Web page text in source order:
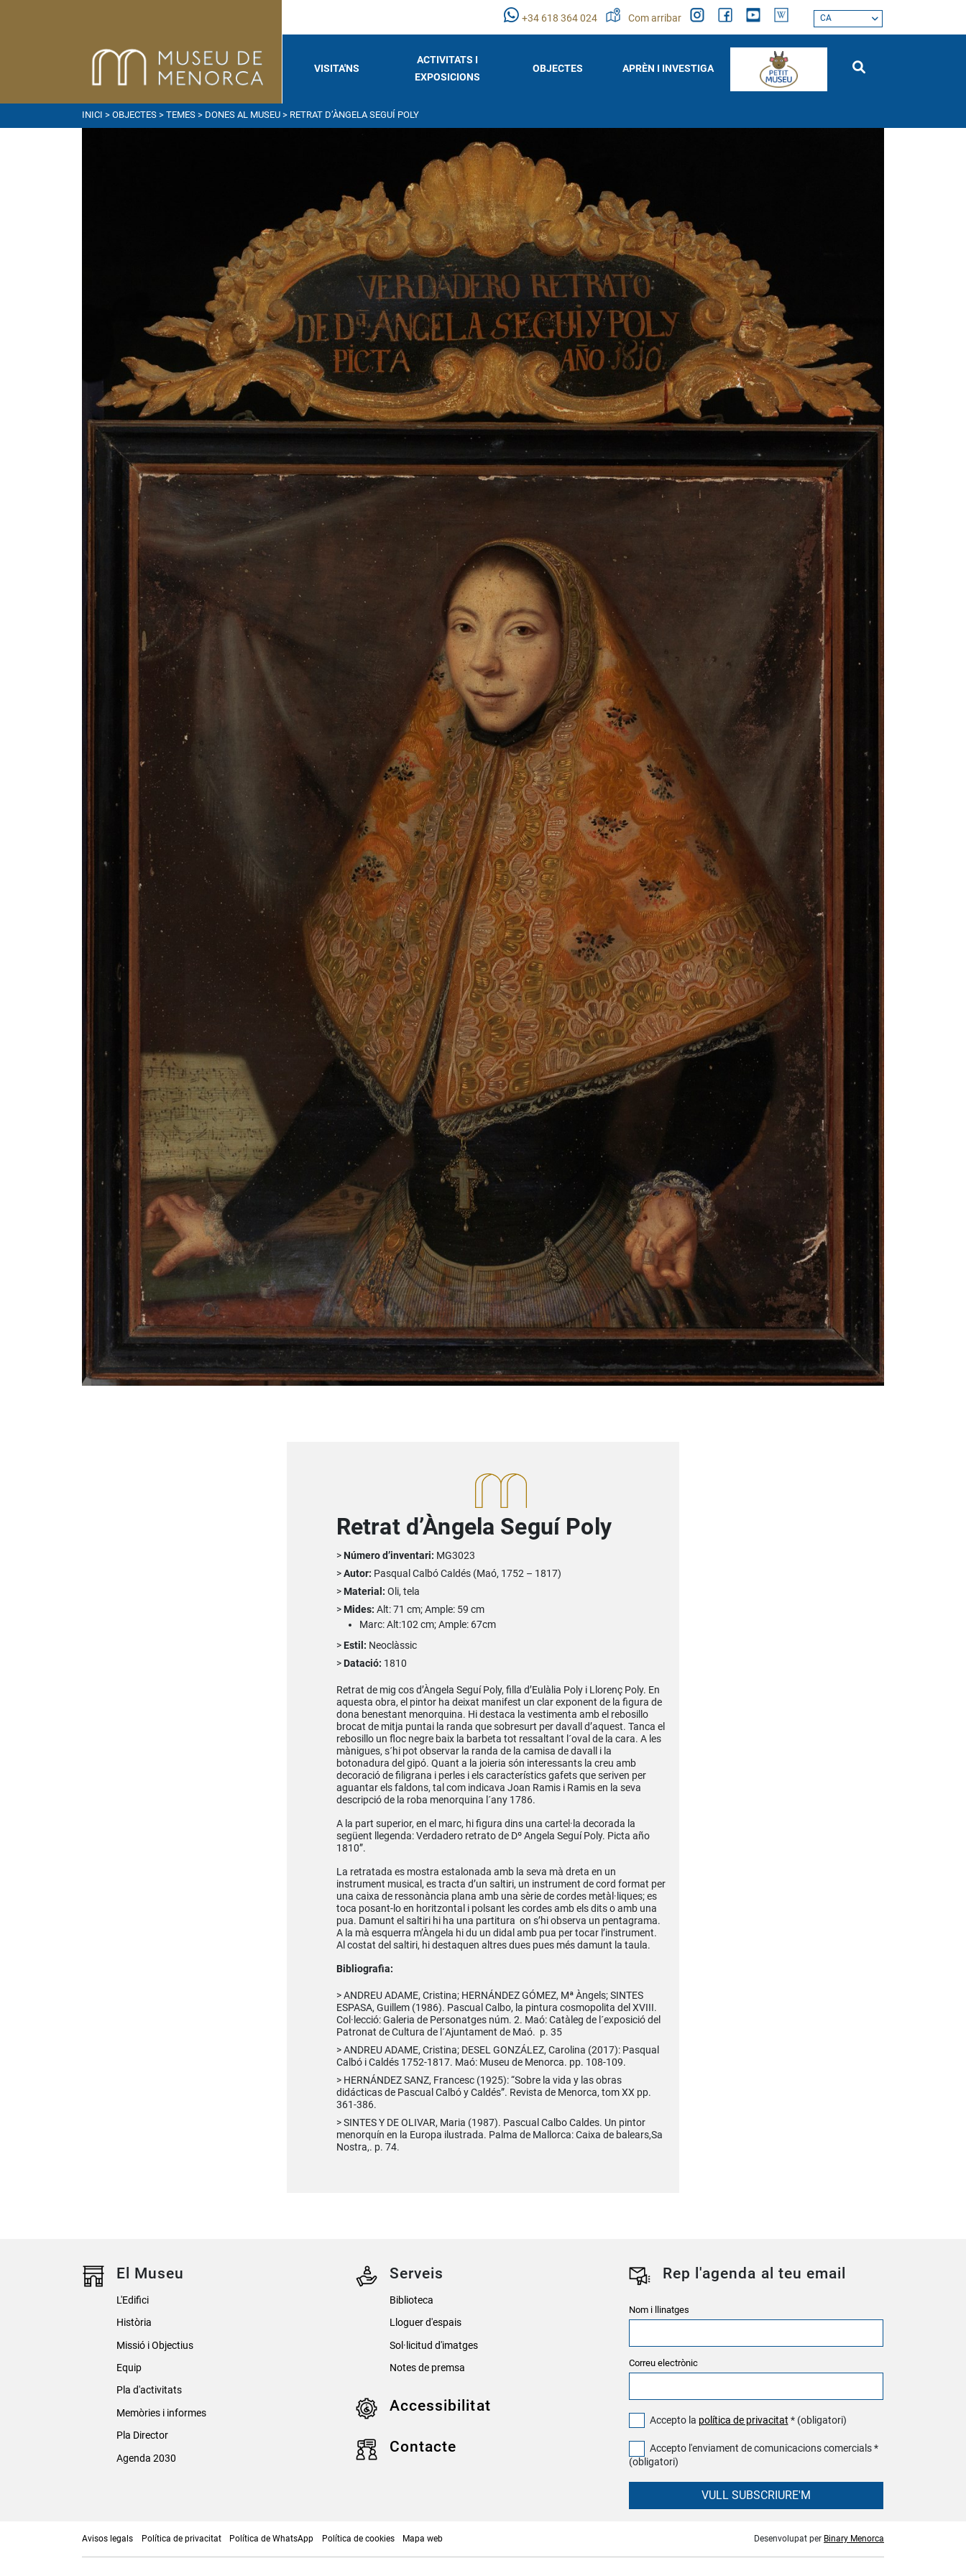
+34 618 364 024 Com arribar CA
VISITA'NS
ACTIVITATS I
EXPOSICIONS
OBJECTES APRÈN I INVESTIGA
INICI > OBJECTES > TEMES > DONES AL MUSEU > RETRAT D’ÀNGELA SEGUÍ POLY
Retrat d’Àngela Seguí Poly
Número d’inventari: MG3023
Autor: Pasqual Calbó Caldés (Maó, 1752 – 1817)
Material: Oli, tela
Mides: Alt: 71 cm; Ample: 59 cm
Marc: Alt:102 cm; Ample: 67cm
Estil: Neoclàssic
Datació: 1810
Retrat de mig cos d’Àngela Seguí Poly, filla d’Eulàlia Poly i Llorenç Poly. En
aquesta obra, el pintor ha deixat manifest un clar exponent de la figura de
dona benestant menorquina. Hi destaca la vestimenta amb el rebosillo
brocat de mitja puntai la randa que sobresurt per davall d’aquest. Tanca el
rebosillo un floc negre baix la barbeta tot ressaltant l´oval de la cara. A les
mànigues, s´hi pot observar la randa de la camisa de davall i la
botonadura del gipó. Quant a la joieria són interessants la creu amb
decoració de filigrana i perles i els característics gafets que seriven per
aguantar els faldons, tal com indicava Joan Ramis i Ramis en la seva
descripció de la roba menorquina l´any 1786.
A la part superior, en el marc, hi figura dins una cartel·la decorada la
següent llegenda: Verdadero retrato de Dº Angela Seguí Poly. Picta año
1810”.
La retratada es mostra estalonada amb la seva mà dreta en un
instrument musical, es tracta d’un saltiri, un instrument de cord format per
una caixa de ressonància plana amb una sèrie de cordes metàl·liques; es
toca posant-lo en horitzontal i polsant les cordes amb els dits o amb una
pua. Damunt el saltiri hi ha una partitura on s’hi observa un pentagrama.
A la mà esquerra m’Àngela hi du un didal amb pua per tocar l’instrument.
Al costat del saltiri, hi destaquen altres dues pues més damunt la taula.
Bibliografia:
ANDREU ADAME, Cristina; HERNÁNDEZ GÓMEZ, Mª Àngels; SINTES
ESPASA, Guillem (1986). Pascual Calbo, la pintura cosmopolita del XVIII.
Col·lecció: Galeria de Personatges núm. 2. Maó: Catàleg de l´exposició del
Patronat de Cultura de l´Ajuntament de Maó. p. 35
ANDREU ADAME, Cristina; DESEL GONZÁLEZ, Carolina (2017): Pasqual
Calbó i Caldés 1752-1817. Maó: Museu de Menorca. pp. 108-109.
HERNÁNDEZ SANZ, Francesc (1925): “Sobre la vida y las obras
didácticas de Pascual Calbó y Caldés”. Revista de Menorca, tom XX pp.
361-386.
SINTES Y DE OLIVAR, Maria (1987). Pascual Calbo Caldes. Un pintor
menorquín en la Europa ilustrada. Palma de Mallorca: Caixa de balears,Sa
Nostra,. p. 74.
El Museu
L'Edifici
Història
Missió i Objectius
Equip
Pla d'activitats
Memòries i informes
Pla Director
Agenda 2030
Serveis
Biblioteca
Lloguer d'espais
Sol·licitud d'imatges
Notes de premsa
Accessibilitat
Contacte
Rep l'agenda al teu email
Nom i llinatges
Correu electrònic
Accepto la política de privacitat * (obligatori)
Accepto l'enviament de comunicacions comercials *
(obligatori)
VULL SUBSCRIURE'M
Avisos legals Política de privacitat Política de WhatsApp Política de cookies Mapa web Desenvolupat per Binary Menorca